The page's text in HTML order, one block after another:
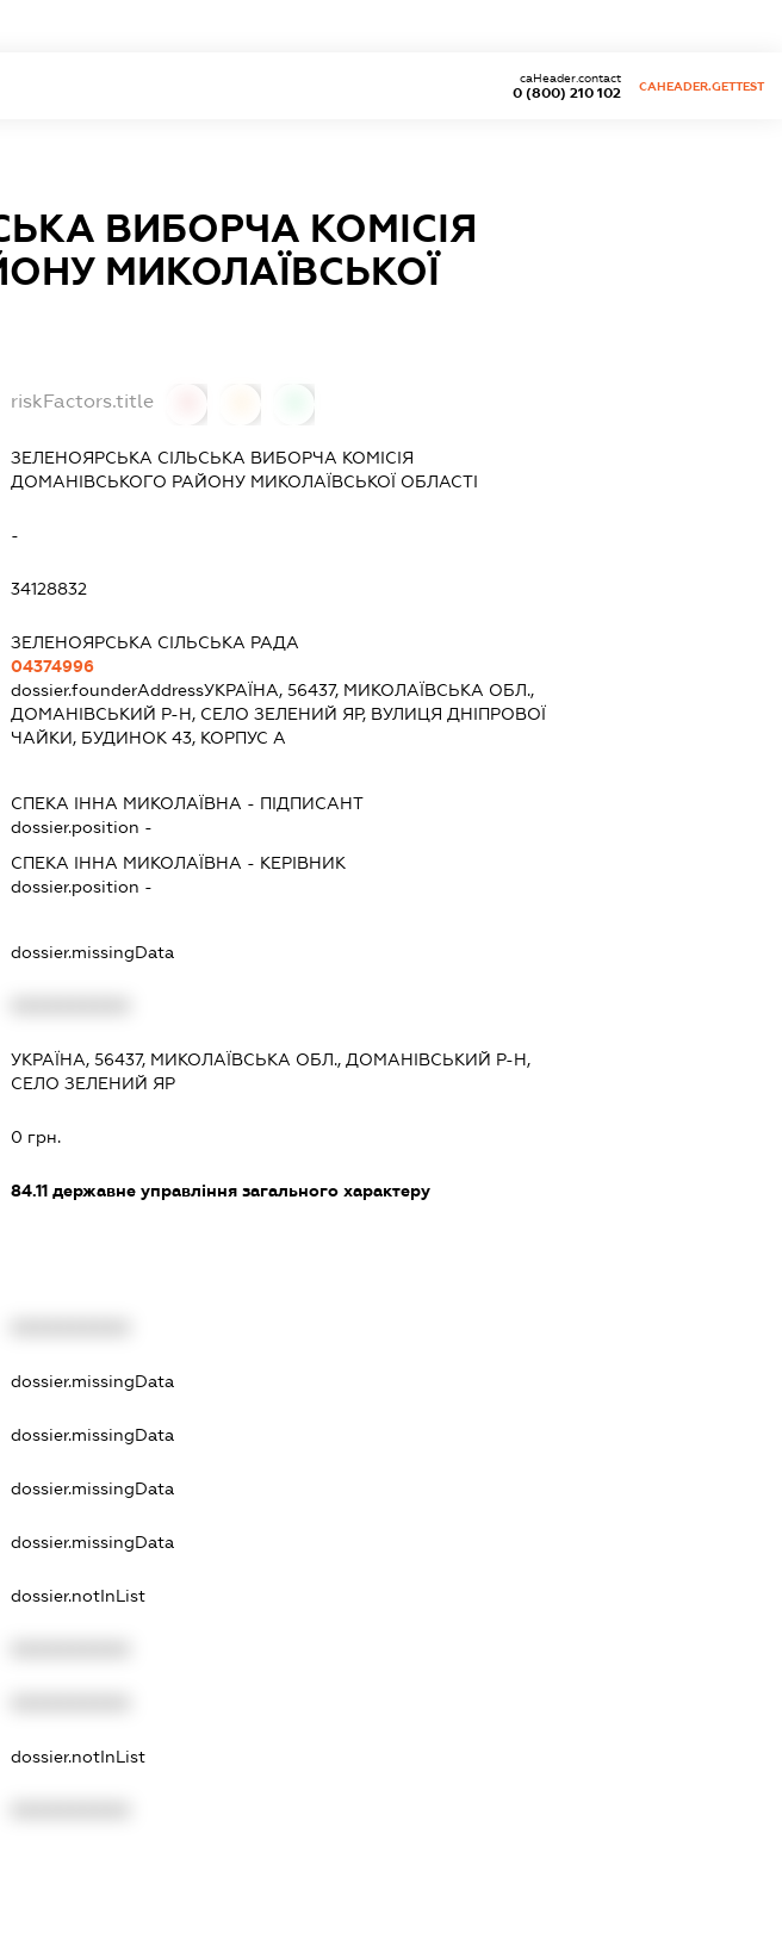
0 (800) 210 102
caHeader.contact
CAHEADER.GETTEST
ВИБОРЧА КОМІСІЯ
МИКОЛАЇВСЬКОЇ
riskFactors.title
ЗЕЛЕНОЯРСЬКА СІЛЬСЬКА ВИБОРЧА КОМІСІЯ
ДОМАНІВСЬКОГО РАЙОНУ МИКОЛАЇВСЬКОЇ ОБЛАСТІ
-
34128832
ЗЕЛЕНОЯРСЬКА СІЛЬСЬКА РАДА
04374996
dossier.founderAddressУКРАЇНА, 56437, МИКОЛАЇВСЬКА ОБЛ.,
ДОМАНІВСЬКИЙ Р-Н, СЕЛО ЗЕЛЕНИЙ ЯР, ВУЛИЦЯ ДНІПРОВОЇ
ЧАЙКИ, БУДИНОК 43, КОРПУС А
СПЕКА ІННА МИКОЛАЇВНА - ПІДПИСАНТ
dossier.position -
СПЕКА ІННА МИКОЛАЇВНА - КЕРІВНИК
dossier.position -
dossier.missingData
УКРАЇНА, 56437, МИКОЛАЇВСЬКА ОБЛ., ДОМАНІВСЬКИЙ Р-Н,
СЕЛО ЗЕЛЕНИЙ ЯР
0 грн.
84.11 державне управління загального характеру
dossier.missingData
dossier.missingData
dossier.missingData
dossier.missingData
dossier.notInList
dossier.notInList